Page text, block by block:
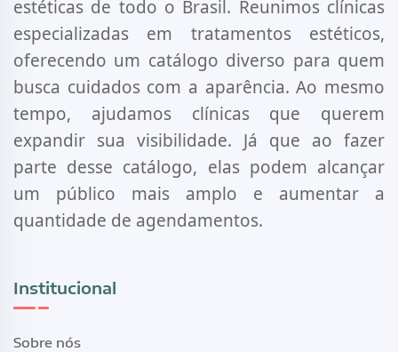
estéticas de todo o Brasil. Reunimos clínicas
especializadas em tratamentos estéticos,
oferecendo um catálogo diverso para quem
busca cuidados com a aparência. Ao mesmo
tempo, ajudamos clínicas que querem
expandir sua visibilidade. Já que ao fazer
parte desse catálogo, elas podem alcançar
um público mais amplo e aumentar a
quantidade de agendamentos.
Institucional
Sobre nós